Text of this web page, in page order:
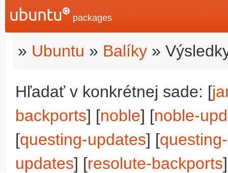
packages
» Ubuntu » Balíky »
Hľadať v konkrétnej sade: [
backports] [noble] [noble-
[questing-updates] [
updates] [resolute-backports